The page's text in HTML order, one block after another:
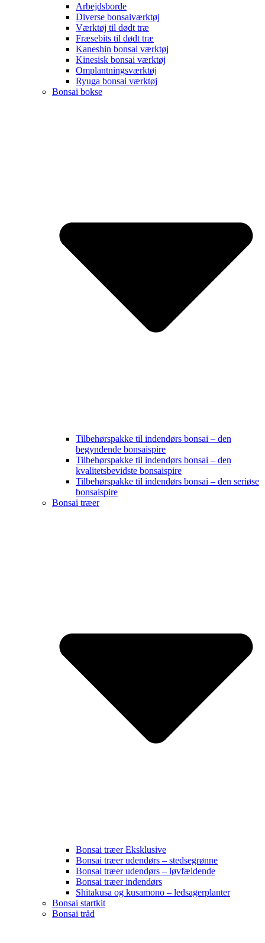
Arbejdsborde
Diverse bonsaiværktøj
Værktøj til dødt træ
Fræsebits til dødt træ
Kaneshin bonsai værktøj
Kinesisk bonsai værktøj
Omplantningsværktøj
Ryuga bonsai værktøj
Bonsai bokse
Tilbehørspakke til indendørs bonsai – den
begyndende bonsaispire
Tilbehørspakke til indendørs bonsai – den
kvalitetsbevidste bonsaispire
Tilbehørspakke til indendørs bonsai – den seriøse
bonsaispire
Bonsai træer
Bonsai træer Eksklusive
Bonsai træer udendørs – stedsegrønne
Bonsai træer udendørs – løvfældende
Bonsai træer indendørs
Shitakusa og kusamono – ledsagerplanter
Bonsai startkit
Bonsai tråd